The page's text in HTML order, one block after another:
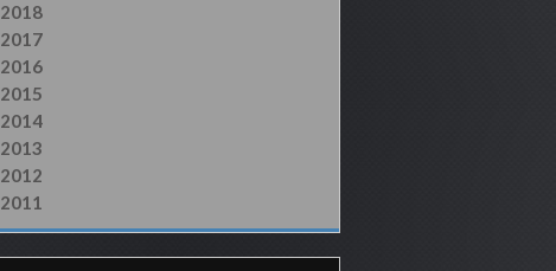
2018
2017
2016
2015
2014
2013
2012
2011